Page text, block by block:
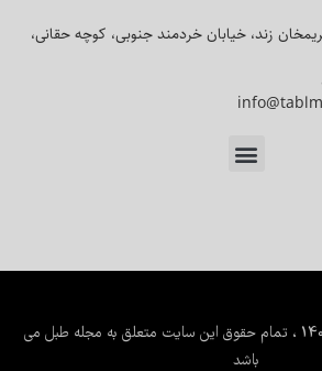
زند، خیابان خردمند جنوبی، کوچه حقانی،
کپی‌رایت © مجله طبل 1405 ، تمام حقوق این سایت متعلق به مجله طبل می
باشد